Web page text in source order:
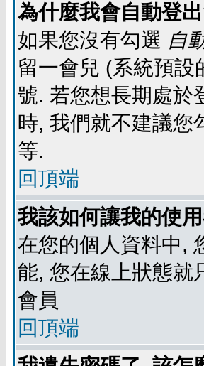
為什麼我會自動登
如果您沒有勾選 自
留一會兒 (系統預設
號. 若您想長期處於
時, 我們就不建議您
等.
回頂端
我該如何讓我的使
在您的個人資料中,
能, 您在線上狀態就
會員
回頂端